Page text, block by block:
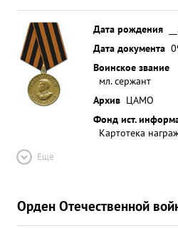
Дата рождения
Дата документа
Воинское звание
мл. сержант
Архив ЦАМО
Фонд ист.
Картотека
Ещё
Орден Отечественной